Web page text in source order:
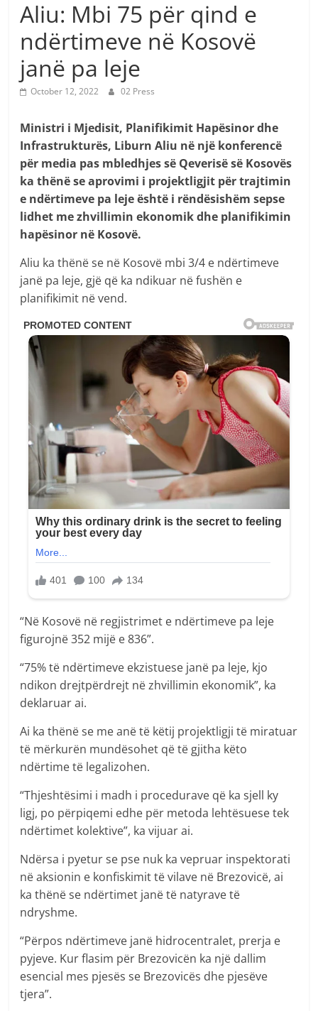
Aliu: Mbi 75 për qind e
ndërtimeve në Kosovë
janë pa leje
October 12, 2022 02 Press
Ministri i Mjedisit, Planifikimit Hapësinor dhe
Infrastrukturës, Liburn Aliu në një konferencë
për media pas mbledhjes së Qeverisë së Kosovës
ka thënë se aprovimi i projektligjit për trajtimin
e ndërtimeve pa leje është i rëndësishëm sepse
lidhet me zhvillimin ekonomik dhe planifikimin
hapësinor në Kosovë.
Aliu ka thënë se në Kosovë mbi 3/4 e ndërtimeve
janë pa leje, gjë që ka ndikuar në fushën e
planifikimit në vend.
“Në Kosovë në regjistrimet e ndërtimeve pa leje
figurojnë 352 mijë e 836”.
“75% të ndërtimeve ekzistuese janë pa leje, kjo
ndikon drejtpërdrejt në zhvillimin ekonomik”, ka
deklaruar ai.
Ai ka thënë se me anë të këtij projektligji të miratuar
të mërkurën mundësohet që të gjitha këto
ndërtime të legalizohen.
“Thjeshtësimi i madh i procedurave që ka sjell ky
ligj, po përpiqemi edhe për metoda lehtësuese tek
ndërtimet kolektive”, ka vijuar ai.
Ndërsa i pyetur se pse nuk ka vepruar inspektorati
në aksionin e konfiskimit të vilave në Brezovicë, ai
ka thënë se ndërtimet janë të natyrave të
ndryshme.
“Përpos ndërtimeve janë hidrocentralet, prerja e
pyjeve. Kur flasim për Brezovicën ka një dallim
esencial mes pjesës se Brezovicës dhe pjesëve
tjera”.